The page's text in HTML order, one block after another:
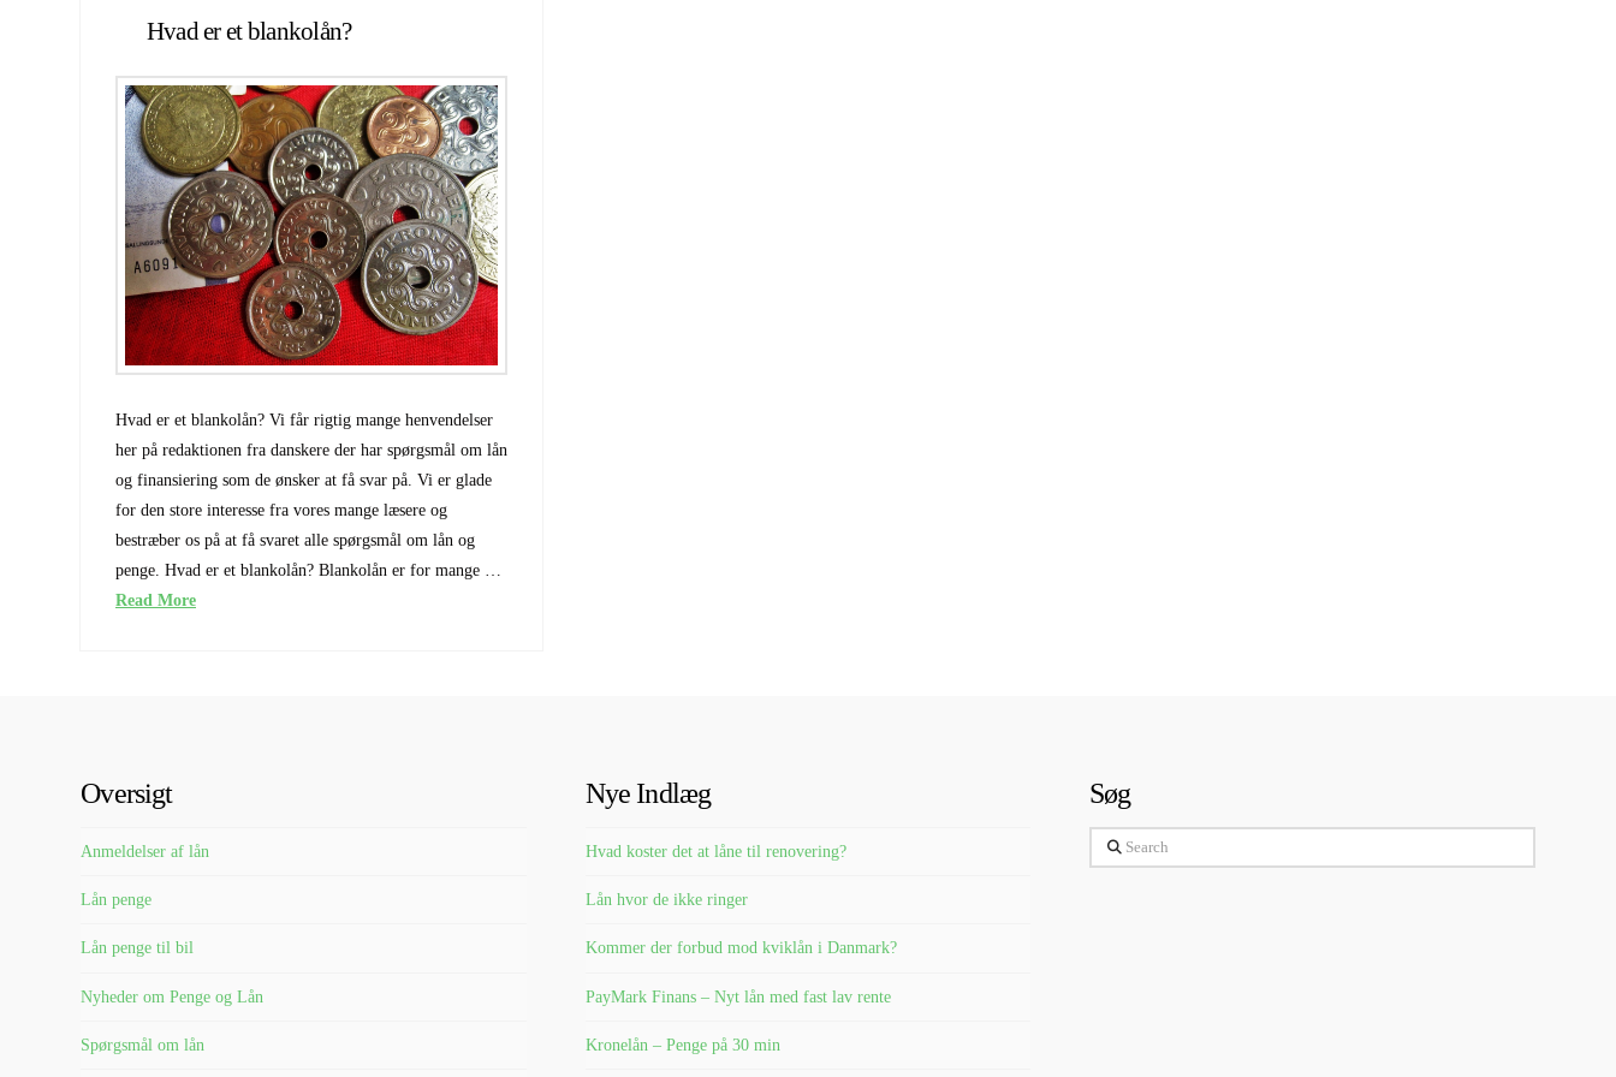
Hvad er et blankolån?
Hvad er et blankolån? Vi får rigtig mange henvendelser
her på redaktionen fra danskere der har spørgsmål om lån
og finansiering som de ønsker at få svar på. Vi er glade
for den store interesse fra vores mange læsere og
bestræber os på at få svaret alle spørgsmål om lån og
penge. Hvad er et blankolån? Blankolån er for mange …
Read More
Oversigt
Anmeldelser af lån
Lån penge
Lån penge til bil
Nyheder om Penge og Lån
Spørgsmål om lån
Nye Indlæg
Hvad koster det at låne til renovering?
Lån hvor de ikke ringer
Kommer der forbud mod kviklån i Danmark?
PayMark Finans – Nyt lån med fast lav rente
Kronelån – Penge på 30 min
Søg
Search